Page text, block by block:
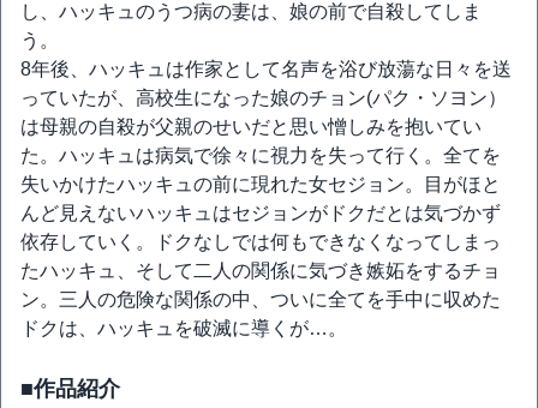
し、ハッキュのうつ病の妻は、娘の前で自殺してしま
う。
8年後、ハッキュは作家として名声を浴び放蕩な日々を送
っていたが、高校生になった娘のチョン(パク・ソヨン）
は母親の自殺が父親のせいだと思い憎しみを抱いてい
た。ハッキュは病気で徐々に視力を失って行く。全てを
失いかけたハッキュの前に現れた女セジョン。目がほと
んど見えないハッキュはセジョンがドクだとは気づかず
依存していく。ドクなしでは何もできなくなってしまっ
たハッキュ、そして二人の関係に気づき嫉妬をするチョ
ン。三人の危険な関係の中、ついに全てを手中に収めた
ドクは、ハッキュを破滅に導くが…。
■作品紹介